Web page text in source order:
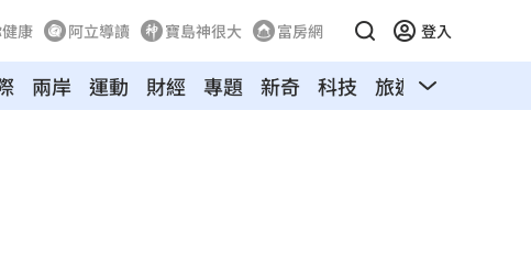
康 阿立導讀 寶島神很大 富房網 登入
兩岸 運動 財經 專題 新奇 科技 旅遊 汽車